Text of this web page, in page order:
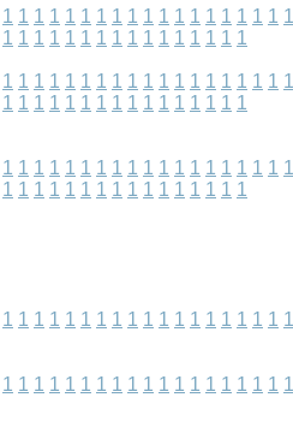
1 1 1 1 1 1 1 1 1 1 1 1 1 1 1 1 1 1 1
1 1 1 1 1 1 1 1 1 1 1 1 1 1 1 1
1 1 1 1 1 1 1 1 1 1 1 1 1 1 1 1 1 1 1
1 1 1 1 1 1 1 1 1 1 1 1 1 1 1 1
1 1 1 1 1 1 1 1 1 1 1 1 1 1 1 1 1 1 1
1 1 1 1 1 1 1 1 1 1 1 1 1 1 1 1
1 1 1 1 1 1 1 1 1 1 1 1 1 1 1 1 1 1 1
1 1 1 1 1 1 1 1 1 1 1 1 1 1 1 1 1 1 1